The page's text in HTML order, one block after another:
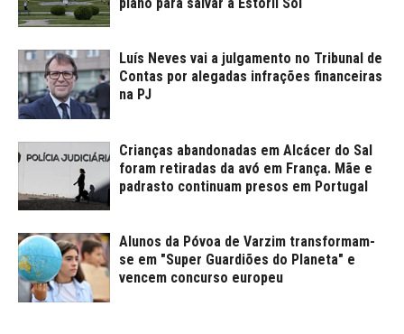
Luís Neves vai a julgamento no Tribunal de
Contas por alegadas infrações financeiras
na PJ
Crianças abandonadas em Alcácer do Sal
foram retiradas da avó em França. Mãe e
padrasto continuam presos em Portugal
Alunos da Póvoa de Varzim transformam-
se em "Super Guardiões do Planeta" e
vencem concurso europeu